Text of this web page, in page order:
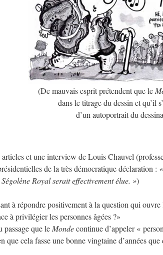
(De mauvais esprit prétendent que le
dans le titrage du dessin et qu’il
d’un autoportrait du
et une interview de Louis Chauvel
de la très démocratique déclaration :
Royal serait effectivement élue. »)
à répondre positivement à la question qui
à privilégier les personnes âgées ?»
passage que le Mondecontinue d’appeler «
que cela fasse une bonne vingtaine d’années que